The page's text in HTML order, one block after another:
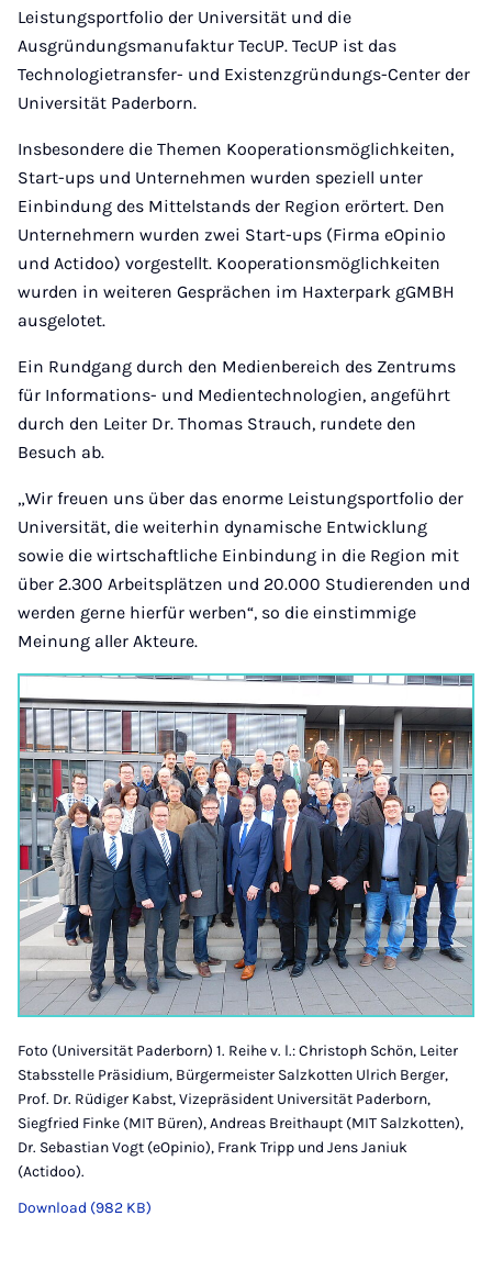
Leistungsportfolio der Universität und die
Ausgründungsmanufaktur TecUP. TecUP ist das
Technologietransfer- und Existenzgründungs-Center der
Universität Paderborn.
Insbesondere die Themen Kooperationsmöglichkeiten,
Start-ups und Unternehmen wurden speziell unter
Einbindung des Mittelstands der Region erörtert. Den
Unternehmern wurden zwei Start-ups (Firma eOpinio
und Actidoo) vorgestellt. Kooperationsmöglichkeiten
wurden in weiteren Gesprächen im Haxterpark gGMBH
ausgelotet.
Ein Rundgang durch den Medienbereich des Zentrums
für Informations- und Medientechnologien, angeführt
durch den Leiter Dr. Thomas Strauch, rundete den
Besuch ab.
„Wir freuen uns über das enorme Leistungsportfolio der
Universität, die weiterhin dynamische Entwicklung
sowie die wirtschaftliche Einbindung in die Region mit
über 2.300 Arbeitsplätzen und 20.000 Studierenden und
werden gerne hierfür werben“, so die einstimmige
Meinung aller Akteure.
Foto (Universität Paderborn) 1. Reihe v. l.: Christoph Schön, Leiter
Stabsstelle Präsidium, Bürgermeister Salzkotten Ulrich Berger,
Prof. Dr. Rüdiger Kabst, Vizepräsident Universität Paderborn,
Siegfried Finke (MIT Büren), Andreas Breithaupt (MIT Salzkotten),
Dr. Sebastian Vogt (eOpinio), Frank Tripp und Jens Janiuk
(Actidoo).
Download (982 KB)